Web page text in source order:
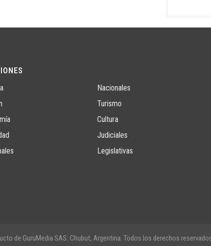
Nacionales
Turismo
Cultura
Judiciales
Legislativas
de GuruMedia SAS. Chubut, Argentina. Todos los derechos